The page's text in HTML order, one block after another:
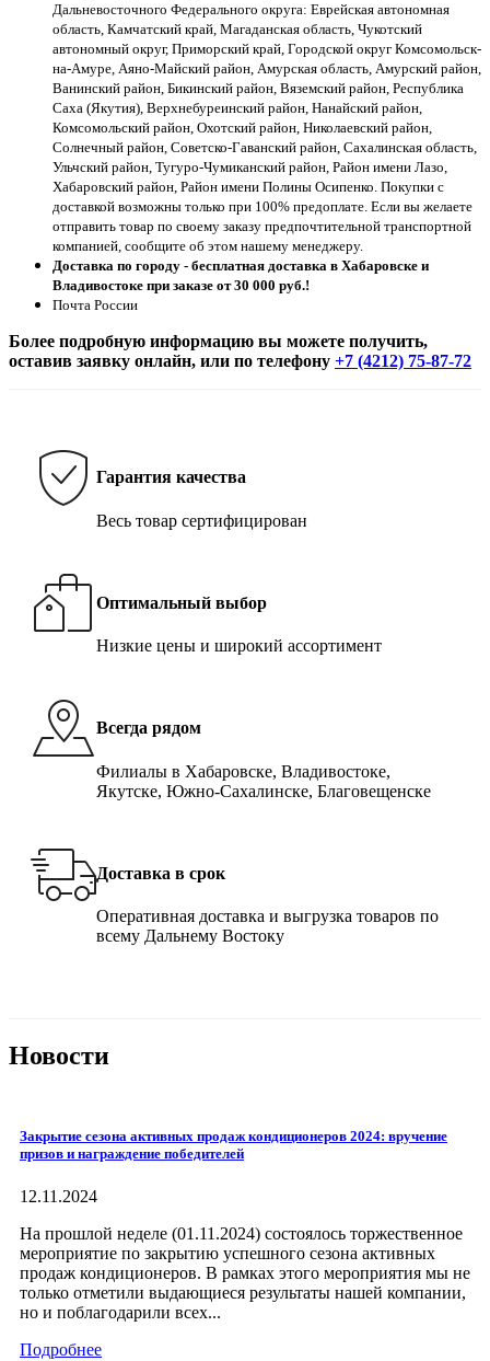
Дальневосточного Федерального округа: Еврейская автономная
область, Камчатский край, Магаданская область, Чукотский
автономный округ, Приморский край, Городской округ Комсомольск-
на-Амуре, Аяно-Майский район, Амурская область, Амурский район,
Ванинский район, Бикинский район, Вяземский район, Республика
Саха (Якутия), Верхнебуреинский район, Нанайский район,
Комсомольский район, Охотский район, Николаевский район,
Солнечный район, Советско-Гаванский район, Сахалинская область,
Ульчский район, Тугуро-Чумиканский район, Район имени Лазо,
Хабаровский район, Район имени Полины Осипенко. Покупки с
доставкой возможны только при 100% предоплате. Если вы желаете
отправить товар по своему заказу предпочтительной транспортной
компанией, сообщите об этом нашему менеджеру.
Доставка по городу - бесплатная доставка в Хабаровске и
Владивостоке при заказе от 30 000 руб.!
Почта России
Более подробную информацию вы можете получить,
оставив заявку онлайн, или по телефону +7 (4212) 75-87-72
Гарантия качества
Весь товар сертифицирован
Оптимальный выбор
Низкие цены и широкий ассортимент
Всегда рядом
Филиалы в Хабаровске, Владивостоке,
Якутске, Южно-Сахалинске, Благовещенске
Доставка в срок
Оперативная доставка и выгрузка товаров по
всему Дальнему Востоку
Новости
Закрытие сезона активных продаж кондиционеров 2024: вручение
призов и награждение победителей
12.11.2024
На прошлой неделе (01.11.2024) состоялось торжественное
мероприятие по закрытию успешного сезона активных
продаж кондиционеров. В рамках этого мероприятия мы не
только отметили выдающиеся результаты нашей компании,
но и поблагодарили всех...
Подробнее